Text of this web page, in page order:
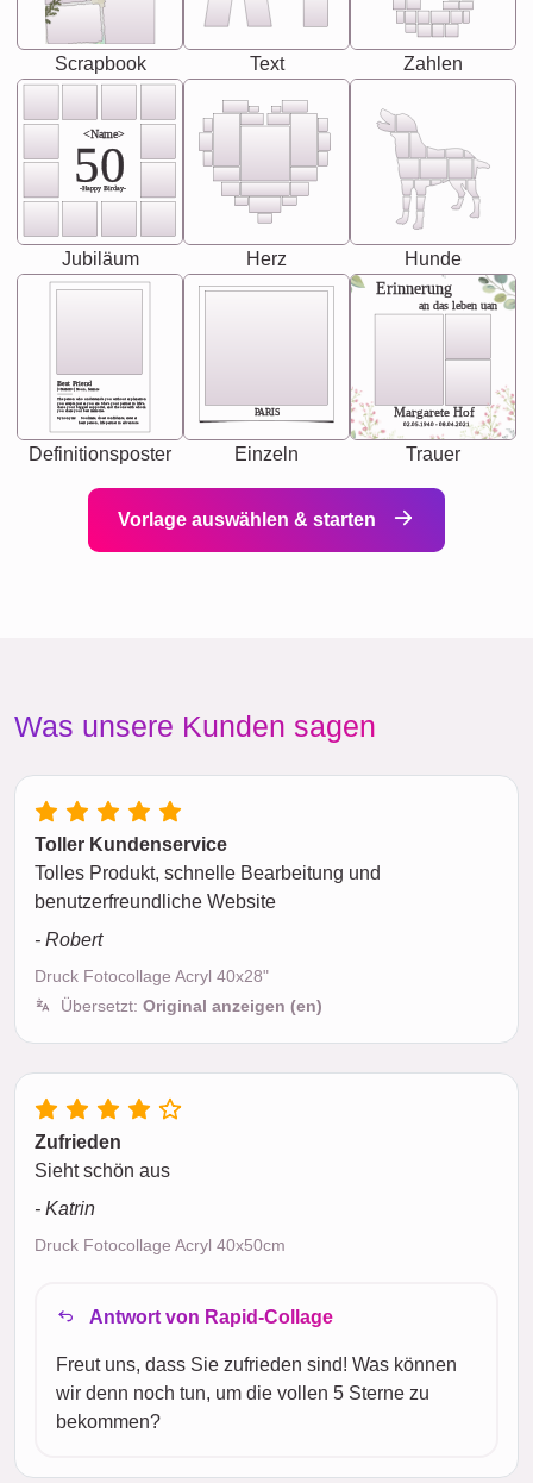
Scrapbook Text Zahlen
<Name>
50
-Happy Birday-
Jubiläum Herz Hunde
Best Friend
[<NAME>] Noun, feminie
Synonyms: Soulmate, closet confidante, sister at
heart person, life partner in adventure.
The person who understands you without explanation
you accepts just as you are. She's your partner in life's,
chaos your biggest supporter, and the one with whom
you share your best memories.
Definitionsposter
PARIS
Einzeln
Erinnerung
an das leben uan
Margarete Hof
02.05.1940 - 08.04.2021
Trauer
Vorlage auswählen & starten
Was unsere Kunden sagen
Toller Kundenservice
Tolles Produkt, schnelle Bearbeitung und
benutzerfreundliche Website
- Robert
Druck Fotocollage Acryl 40x28"
Übersetzt: Original anzeigen (en)
Zufrieden
Sieht schön aus
- Katrin
Druck Fotocollage Acryl 40x50cm
Antwort von Rapid-Collage
Freut uns, dass Sie zufrieden sind! Was können
wir denn noch tun, um die vollen 5 Sterne zu
bekommen?